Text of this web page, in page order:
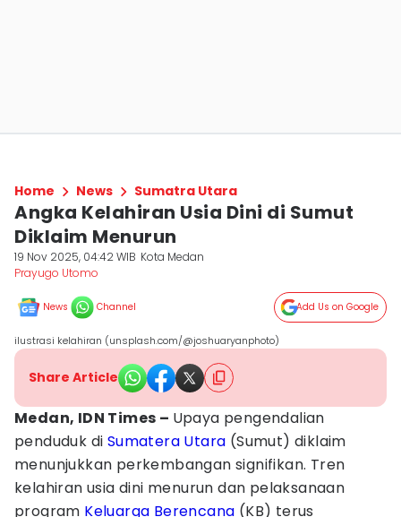
Home News Sumatra Utara
Angka Kelahiran Usia Dini di Sumut
Diklaim Menurun
19 Nov 2025, 04:42 WIB Kota Medan
Prayugo Utomo
News Channel Add Us on Google
ilustrasi kelahiran (unsplash.com/@joshuaryanphoto)
Share Article
Medan, IDN Times – Upaya pengendalian
penduduk di Sumatera Utara (Sumut) diklaim
menunjukkan perkembangan signifikan. Tren
kelahiran usia dini menurun dan pelaksanaan
program Keluarga Berencana (KB) terus